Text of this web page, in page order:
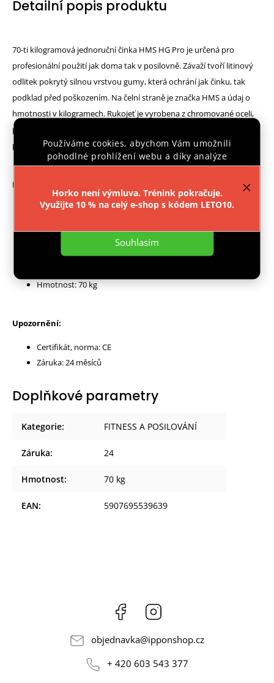
Používáme cookies, abychom Vám umožnili
pohodlné prohlížení webu a díky analýze
provozu webu neustále zlepšovali jeho funkce,
Nastavení
Souhlasím
Horko není výmluva. Trénink pokračuje.
Využijte 10 % na celý e-shop s kódem LETO10.
Detailní popis produktu
70-ti kilogramová jednoruční činka HMS HG Pro je určená pro
profesionální použití jak doma tak v posilovně. Závaží tvoří litinový
odlitek pokrytý silnou vrstvou gumy, která ochrání jak činku, tak
podklad před poškozením. Na čelní straně je značka HMS a údaj o
hmotnosti v kilogramech. Rukojeť je vyrobena z chromované oceli,
pro pohodlný úchop má soudkovitý tvar s vroubkovvaným
povrchem.
Parametry:
Materiál: litina pokrytá vrstvou gumy
Délka úchopové části: 148 mm
Průměr úchopové části: 34 mm
Hmotnost: 70 kg
Upozornění:
Certifikát, norma: CE
Záruka: 24 měsíců
Doplňkové parametry
Kategorie: FITNESS A POSILOVÁNÍ
Záruka: 24
Hmotnost: 70 kg
EAN: 5907695539639
Facebook
objednavka@ipponshop.cz
+ 420 603 543 377